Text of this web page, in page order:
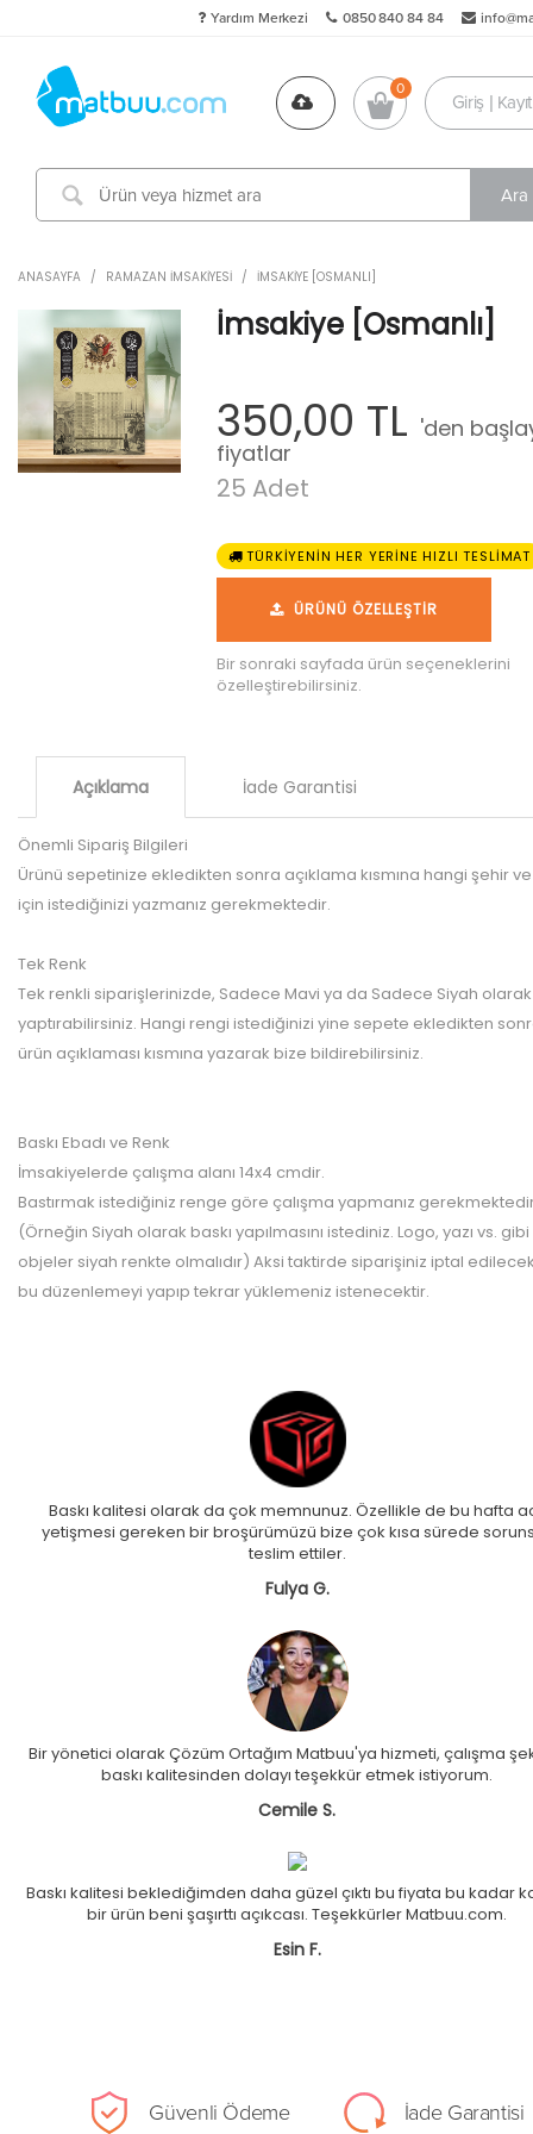
0850 840 84 84
Yardım Merkezi
Giriş | Kayıt
ANASAYFA / RAMAZAN İMSAKIYESI / İMSAKIYE [OSMANLI]
İmsakiye [Osmanlı]
350,00 TL 'den
fiyatlar
25 Adet
TÜRKİYENİN HER YERİNE HIZLI TESLİMAT
ÜRÜNÜ ÖZELLEŞTİR
Bir sonraki sayfada ürün seçeneklerini
özelleştirebilirsiniz.
Açıklama İade Garantisi
Önemli Sipariş Bilgileri
Ürünü sepetinize ekledikten sonra açıklama kısmına hangi şehir
için istediğinizi yazmanız gerekmektedir.
Tek Renk
Tek renkli siparişlerinizde, Sadece Mavi ya da Sadece Siyah olarak
yaptırabilirsiniz. Hangi rengi istediğinizi yine sepete ekledikten
ürün açıklaması kısmına yazarak bize bildirebilirsiniz.
Baskı Ebadı ve Renk
İmsakiyelerde çalışma alanı 14x4 cmdir.
Bastırmak istediğiniz renge göre çalışma yapmanız
(Örneğin Siyah olarak baskı yapılmasını istediniz. Logo, yazı vs. gibi
objeler siyah renkte olmalıdır) Aksi taktirde siparişiniz iptal
bu düzenlemeyi yapıp tekrar yüklemeniz istenecektir.
Baskı kalitesi olarak da çok memnunuz. Özellikle de bu hafta
yetişmesi gereken bir broşürümüzü bize çok kısa sürede
teslim ettiler.
Fulya G.
Bir yönetici olarak Çözüm Ortağım Matbuu'ya hizmeti, çalışma
baskı kalitesinden dolayı teşekkür etmek istiyorum.
Cemile S.
Baskı kalitesi beklediğimden daha güzel çıktı bu fiyata bu kadar
bir ürün beni şaşırttı açıkcası. Teşekkürler Matbuu.com.
Esin F.
Güvenli Ödeme İade Garantisi